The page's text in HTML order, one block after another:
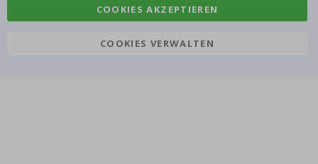
COOKIES AKZEPTIEREN
COOKIES VERWALTEN